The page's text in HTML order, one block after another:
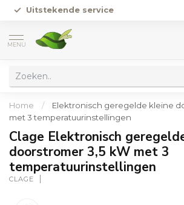
Uitstekende service
MENU
Home /
Elektronisch geregelde kleine
met 3 temperatuurinstellingen
Clage Elektronisch
doorstromer 3,5 kW met 3
temperatuurinstellingen
CLAGE